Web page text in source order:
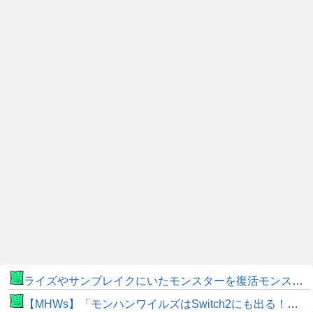
ライズやサンブレイクにいたモンスターを復活モンスターと呼ぶのはやめよう
【MHWs】「モンハンワイルズはSwitch2にも出る！」👈こいつにかけたい言葉ｗｗｗｗｗｗｗｗｗ